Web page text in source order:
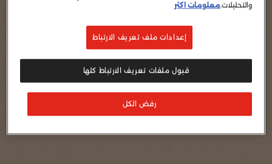
يقدم1
والتحليلات.معلومات اكثر
إعدادات ملف تعريف الارتباط
رفض الكل
قبول ملفات تعريف الارتباط كلها